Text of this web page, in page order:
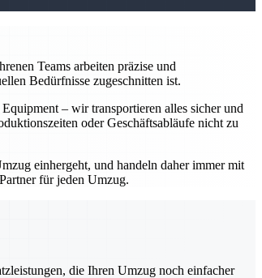
Teams arbeiten präzise und
Bedürfnisse zugeschnitten ist.
– wir transportieren alles sicher und
oder Geschäftsabläufe nicht zu
einhergeht, und handeln daher immer mit
für jeden Umzug.
die Ihren Umzug noch einfacher